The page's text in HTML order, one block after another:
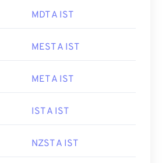
MDT A IST
MEST A IST
MET A IST
IST A IST
NZST A IST